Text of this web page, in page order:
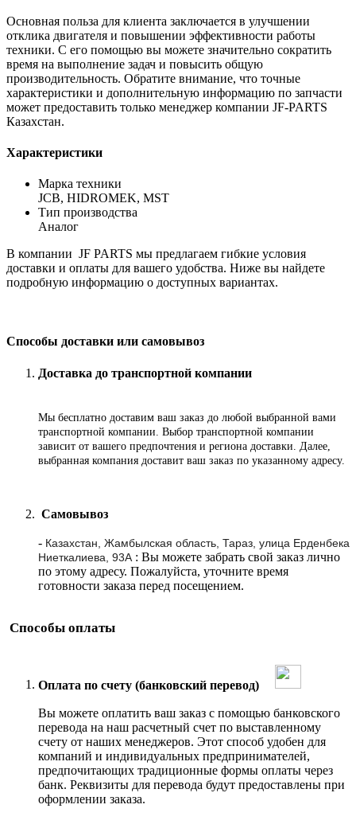
Основная польза для клиента заключается в улучшении
отклика двигателя и повышении эффективности работы
техники. С его помощью вы можете значительно сократить
время на выполнение задач и повысить общую
производительность. Обратите внимание, что точные
характеристики и дополнительную информацию по запчасти
может предоставить только менеджер компании JF-PARTS
Казахстан.
Характеристики
Марка техники
JCB, HIDROMEK, MST
Тип производства
Аналог
В компании JF PARTS мы предлагаем гибкие условия
доставки и оплаты для вашего удобства. Ниже вы найдете
подробную информацию о доступных вариантах.
Способы доставки или самовывоз
Доставка до транспортной компании
Мы бесплатно доставим ваш заказ до любой выбранной вами
транспортной компании. Выбор транспортной компании
зависит от вашего предпочтения и региона доставки. Далее,
выбранная компания доставит ваш заказ по указанному адресу.
Самовывоз
- Казахстан, Жамбылская область, Тараз, улица Ерденбека
Ниеткалиева, 93А : Вы можете забрать свой заказ лично
по этому адресу. Пожалуйста, уточните время
готовности заказа перед посещением.
Способы оплаты
Оплата по счету (банковский перевод)
Вы можете оплатить ваш заказ с помощью банковского
перевода на наш расчетный счет по выставленному
счету от наших менеджеров. Этот способ удобен для
компаний и индивидуальных предпринимателей,
предпочитающих традиционные формы оплаты через
банк. Реквизиты для перевода будут предоставлены при
оформлении заказа.